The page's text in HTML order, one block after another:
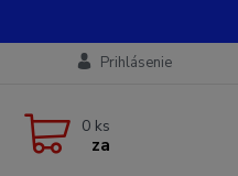
Prihlásenie
0 ks
za